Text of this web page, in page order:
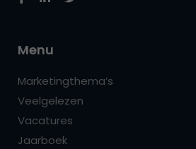
Menu
Marketingthema’s
Veelgelezen
Vacatures
Jaarboek